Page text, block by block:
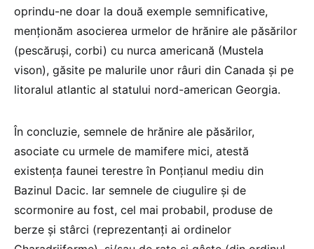
oprindu-ne doar la două exemple semnificative,
menționăm asocierea urmelor de hrănire ale păsărilor
(pescăruși, corbi) cu nurca americană (Mustela
vison), găsite pe malurile unor râuri din Canada și pe
litoralul atlantic al statului nord-american Georgia.
În concluzie, semnele de hrănire ale păsărilor,
asociate cu urmele de mamifere mici, atestă
existența faunei terestre în Ponțianul mediu din
Bazinul Dacic. Iar semnele de ciugulire și de
scormonire au fost, cel mai probabil, produse de
berze și stârci (reprezentanți ai ordinelor